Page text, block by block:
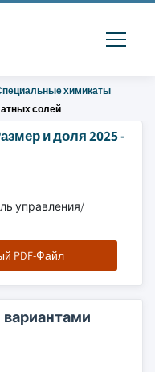
химикаты
солей
и доля 2025 -
управления/
PDF-Файл